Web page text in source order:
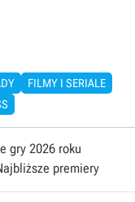
FILMY I SERIALE
gry 2026 roku
premiery